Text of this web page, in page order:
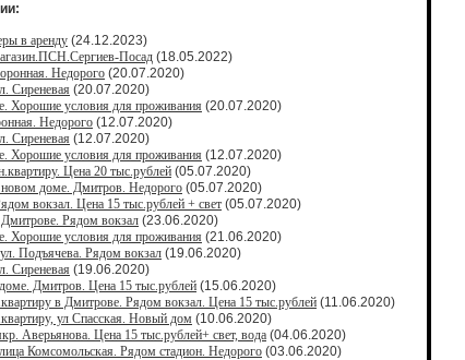
в аренду (24.12.2023)
Посад (18.05.2022)
Недорого (20.07.2020)
Сиреневая (20.07.2020)
Хорошие условия для проживания (20.07.2020)
Недорого (12.07.2020)
Сиреневая (12.07.2020)
Хорошие условия для проживания (12.07.2020)
Цена 20 тыс.рублей (05.07.2020)
доме. Дмитров. Недорого (05.07.2020)
вокзал. Цена 15 тыс.рублей + свет (05.07.2020)
Рядом вокзал (23.06.2020)
Хорошие условия для проживания (21.06.2020)
Подъячева. Рядом вокзал (19.06.2020)
Сиреневая (19.06.2020)
Дмитров. Цена 15 тыс.рублей (15.06.2020)
в Дмитрове. Рядом вокзал. Цена 15 тыс.рублей (11.06.2020)
ул Спасская. Новый дом (10.06.2020)
Аверьянова. Цена 15 тыс.рублей+ свет, вода (04.06.2020)
Комсомольская. Рядом стадион. Недорого (03.06.2020)